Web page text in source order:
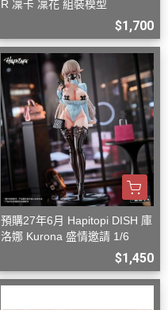
R 凜卡 凜花 組裝模型
$1,700
預購27年6月 Hapitopi DISH 庫
洛娜 Kurona 盛情邀請 1/6
$1,450